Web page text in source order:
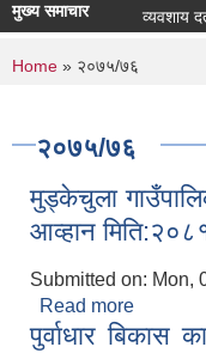
मुख्य समाचारव्यवशाय दर्ता तथा
You are here
Home » २०७५/७६
२०७५/७६
मुड्केचुला
आव्हान
Submitted on: Mon,
Read more
आव्हान
पुर्वाधार बिकास